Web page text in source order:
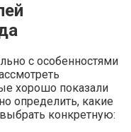
с особенностями
хорошо показали
определить, какие
конкретную: